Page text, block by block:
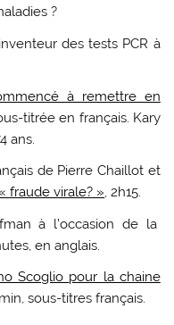
?
des tests PCR à
à remettre en
titrée en français. Kary
ans.
de Pierre Chaillot et
fraude virale? », 2h15.
à l’occasion de la
en anglais.
Scoglio pour la chaine
sous-titres français.